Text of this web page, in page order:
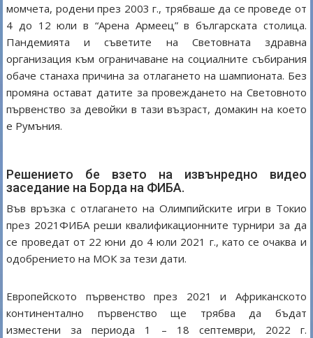
момчета, родени през 2003 г., трябваше да се проведе от
4 до 12 юли в “Арена Армеец” в българската столица.
Пандемията и съветите на Световната здравна
организация към ограничаване на социалните събирания
обаче станаха причина за отлагането на шампионата. Без
промяна остават датите за провеждането на Световното
първенство за девойки в тази възраст, домакин на което
е Румъния.
Решението бе взето на извънредно видео
заседание на Борда на ФИБА.
Във връзка с отлагането на Олимпийските игри в Токио
през 2021ФИБА реши квалификационните турнири за да
се проведат от 22 юни до 4 юли 2021 г., като се очаква и
одобрението на МОК за тези дати.
Европейското първенство през 2021 и Африканското
континентално първенство ще трябва да бъдат
изместени за периода 1 – 18 септември, 2022 г.